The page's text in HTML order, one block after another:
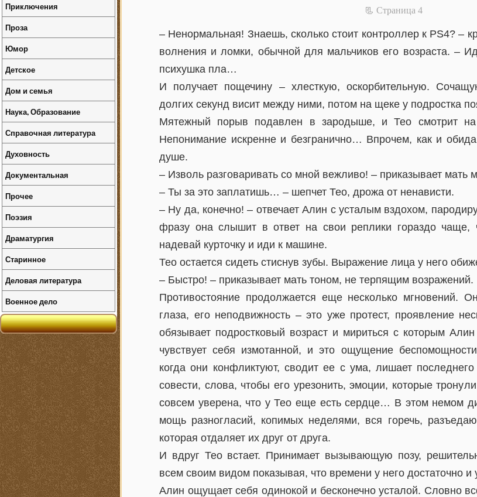
📃 Cтраница 4
– Ненормальная! Знаешь, сколько стоит контроллер к PS4? –
волнения и ломки, обычной для мальчиков его возраста. –
психушка пла…
И получает пощечину – хлесткую, оскорбительную.
долгих секунд висит между ними, потом на щеке у подростка
Мятежный порыв подавлен в зародыше, и Тео смотрит
Непонимание искренне и безгранично… Впрочем, как и
душе.
– Изволь разговаривать со мной вежливо! – приказывает мать
– Ты за это заплатишь… – шепчет Тео, дрожа от ненависти.
– Ну да, конечно! – отвечает Алин с усталым вздохом,
фразу она слышит в ответ на свои реплики гораздо
надевай курточку и иди к машине.
Тео остается сидеть стиснув зубы. Выражение лица у него
– Быстро! – приказывает мать тоном, не терпящим возражений.
Противостояние продолжается еще несколько мгновений.
глаза, его неподвижность – это уже протест, проявление
обязывает подростковый возраст и мириться с которым
чувствует себя измотанной, и это ощущение
когда они конфликтуют, сводит ее с ума, лишает
совести, слова, чтобы его урезонить, эмоции, которые
совсем уверена, что у Тео еще есть сердце… В этом немом
мощь разногласий, копимых неделями, вся горечь,
которая отдаляет их друг от друга.
И вдруг Тео встает. Принимает вызывающую позу,
всем своим видом показывая, что времени у него достаточно и
Алин ощущает себя одинокой и бесконечно усталой. Словно
Приключения
Проза
Юмор
Детское
Дом и семья
Наука, Образование
Справочная литература
Духовность
Документальная
Прочее
Поэзия
Драматургия
Старинное
Деловая литература
Военное дело